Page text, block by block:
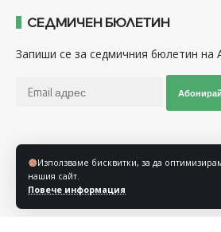
Използваме бисквитки, за да
нашия сайт.
Повече информация
СЕДМИЧЕН БЮЛЕТИН
Запиши се за седмичния бюлетин на